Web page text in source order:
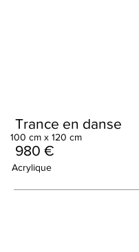
Trance en danse
Acrylique
980 €
100 cm x 120 cm